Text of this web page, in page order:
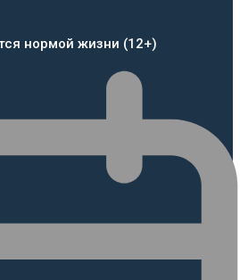
нормой жизни (12+)